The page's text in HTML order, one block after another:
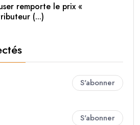
remporte le prix «
(...)
S'abonner
S'abonner